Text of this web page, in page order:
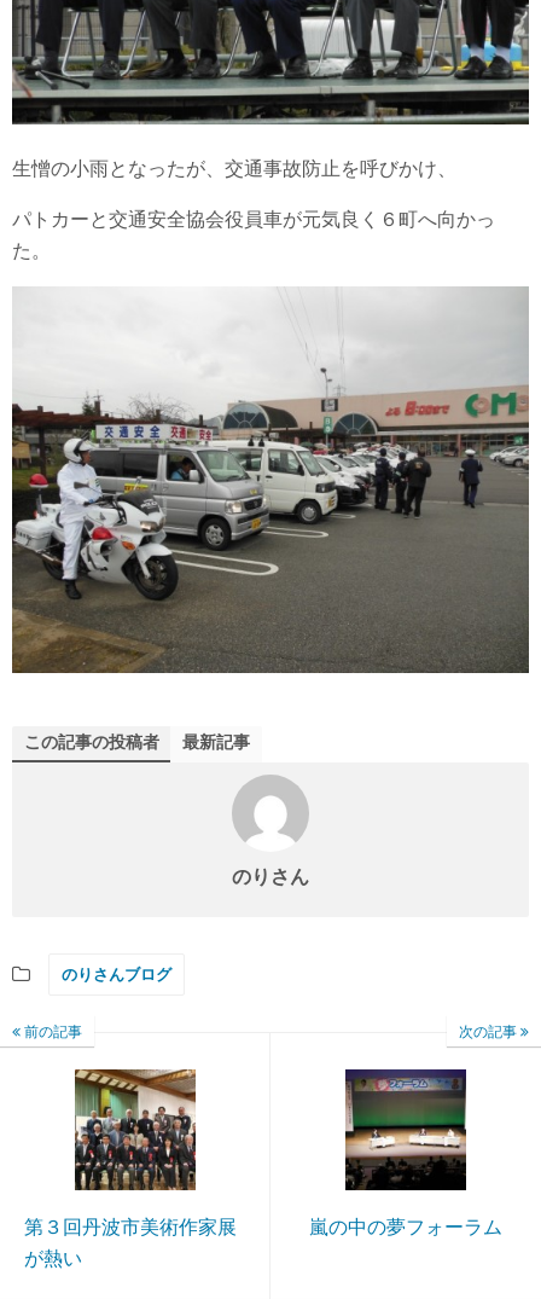
生憎の小雨となったが、交通事故防止を呼びかけ、
パトカーと交通安全協会役員車が元気良く６町へ向かっ
た。
この記事の投稿者 最新記事
のりさん
のりさんブログ
前の記事
第３回丹波市美術作家展
が熱い
次の記事
嵐の中の夢フォーラム